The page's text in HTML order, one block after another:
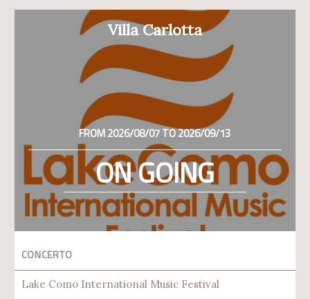
Villa Carlotta
FROM 2026/08/07 TO 2026/09/13
ON GOING
CONCERTO
Lake Como International Music Festival